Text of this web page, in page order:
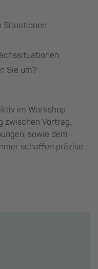
Situationen
Sie um?
im Workshop
zwischen Vortrag,
sowie dem
schaffen präzise